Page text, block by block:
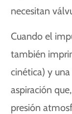
necesitan
Cuando el
también
cinética) y
aspiración
presión